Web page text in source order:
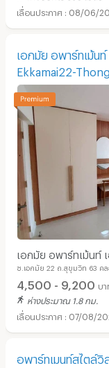
08/06/
เอกมัย อพาร์ทเม้น
Ekkamai22-
เอกมัย อพาร์ทเม้นท์
Ekkamai22-
ซ.เอกมัย 22 ถ.สุขุมวิท 63 ค
4,500 - 9,200 บา
ห่างประมาณ 1.8 กม.
07/08/
อพาร์ทเมนท์สไตล์